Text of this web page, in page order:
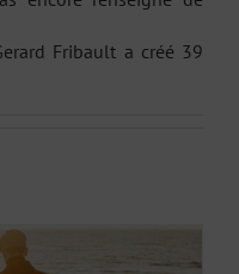
Fribault a créé 39